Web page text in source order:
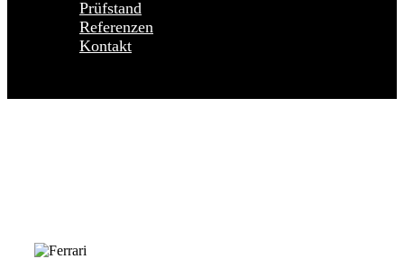
Prüfstand
Referenzen
Kontakt